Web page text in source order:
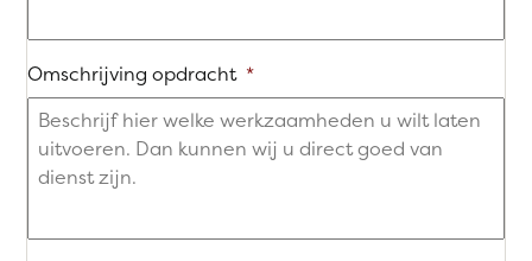
Omschrijving opdracht *